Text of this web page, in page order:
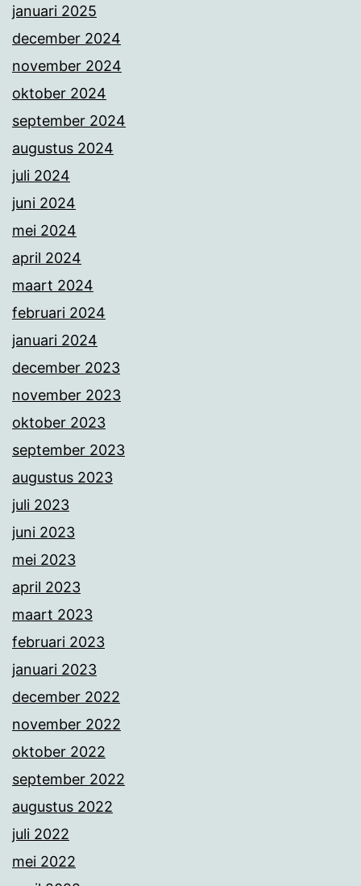
januari 2025
december 2024
november 2024
oktober 2024
september 2024
augustus 2024
juli 2024
juni 2024
mei 2024
april 2024
maart 2024
februari 2024
januari 2024
december 2023
november 2023
oktober 2023
september 2023
augustus 2023
juli 2023
juni 2023
mei 2023
april 2023
maart 2023
februari 2023
januari 2023
december 2022
november 2022
oktober 2022
september 2022
augustus 2022
juli 2022
mei 2022